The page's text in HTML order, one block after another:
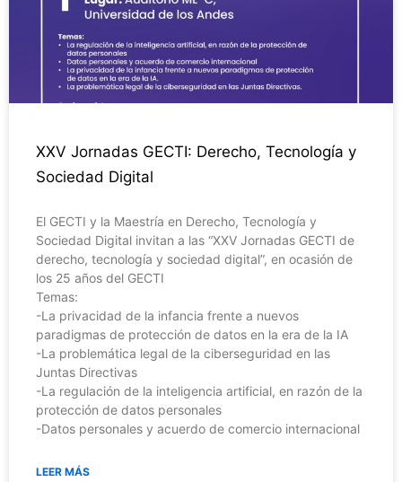
XXV Jornadas GECTI: Derecho, Tecnología y
Sociedad Digital
El GECTI y la Maestría en Derecho, Tecnología y
Sociedad Digital invitan a las “XXV Jornadas GECTI de
derecho, tecnología y sociedad digital”, en ocasión de
los 25 años del GECTI
Temas:
-La privacidad de la infancia frente a nuevos
paradigmas de protección de datos en la era de la IA
-La problemática legal de la ciberseguridad en las
Juntas Directivas
-La regulación de la inteligencia artificial, en razón de la
protección de datos personales
-Datos personales y acuerdo de comercio internacional
LEER MÁS